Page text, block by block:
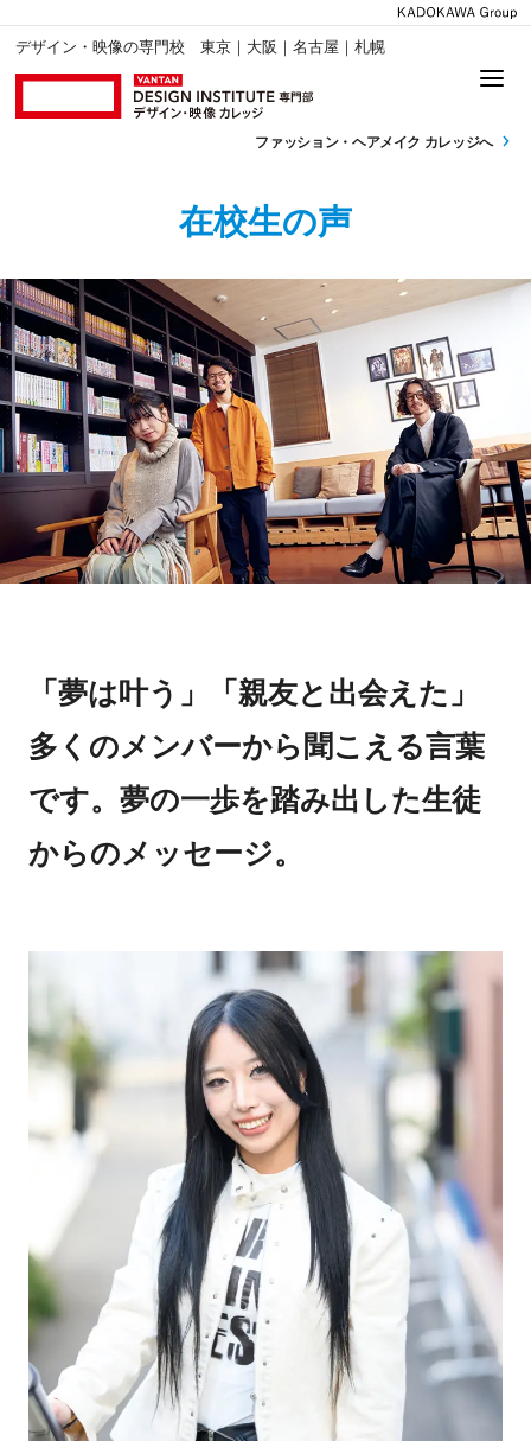
デザイン・映像の専門校 東京｜大阪｜名古屋｜札幌
ファッション・ ヘアメイク カレッジへ
在校生の声
「夢は叶う」「親友と出会えた」
多くのメンバーから聞こえる言葉
です。夢の一歩を踏み出した生徒
からのメッセージ。